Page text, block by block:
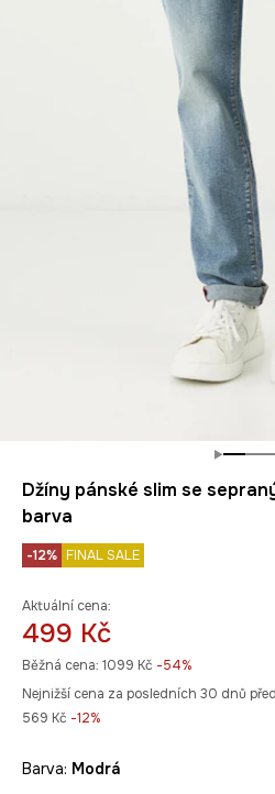
Džíny pánské slim se
barva
-12% FINAL SALE
Aktuální cena:
499 Kč
Běžná cena: 1099 Kč -54%
Nejnižší cena za posledních 30 dnů
569 Kč -12%
Barva: modrá